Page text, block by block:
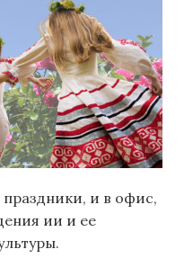
и в офис,
ии и ее